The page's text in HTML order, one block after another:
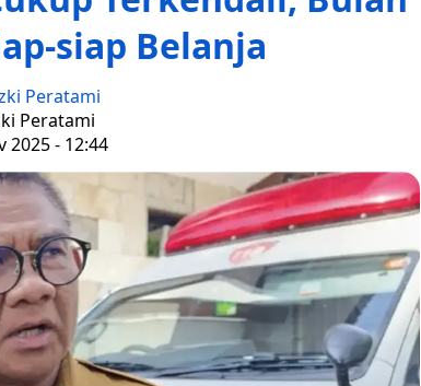
siap Belanja
Peratami
Peratami
2025 - 12:44